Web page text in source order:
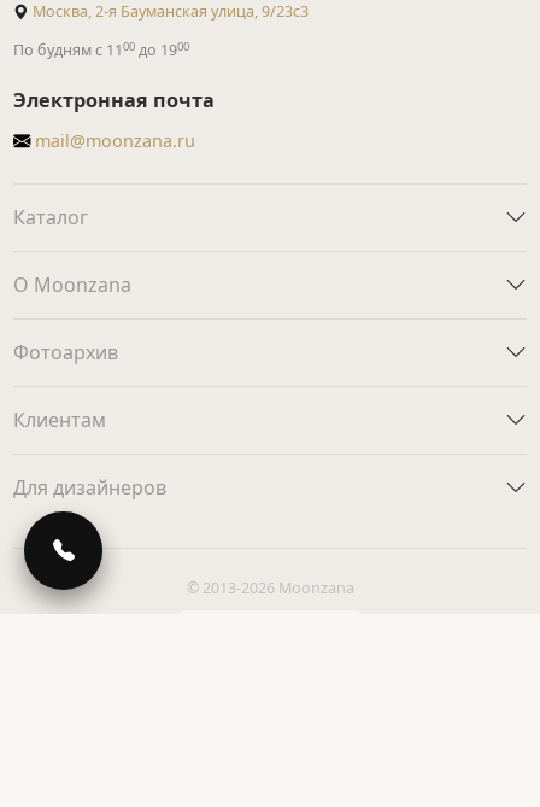
Москва, 2-я Бауманская улица, 9/23с3
По будням с 1100до 1900
Электронная почта
mail@moonzana.ru
Каталог
О Moonzana
Фотоархив
Клиентам
Для дизайнеров
© 2013-2026 Moonzana